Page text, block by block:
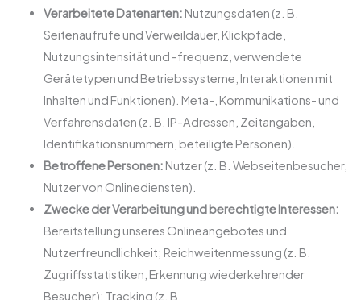
Verarbeitete Datenarten: Nutzungsdaten (z. B.
Seitenaufrufe und Verweildauer, Klickpfade,
Nutzungsintensität und -frequenz, verwendete
Gerätetypen und Betriebssysteme, Interaktionen mit
Inhalten und Funktionen). Meta-, Kommunikations- und
Verfahrensdaten (z. B. IP-Adressen, Zeitangaben,
Identifikationsnummern, beteiligte Personen).
Betroffene Personen: Nutzer (z. B. Webseitenbesucher,
Nutzer von Onlinediensten).
Zwecke der Verarbeitung und berechtigte Interessen:
Bereitstellung unseres Onlineangebotes und
Nutzerfreundlichkeit; Reichweitenmessung (z. B.
Zugriffsstatistiken, Erkennung wiederkehrender
Besucher); Tracking (z. B.